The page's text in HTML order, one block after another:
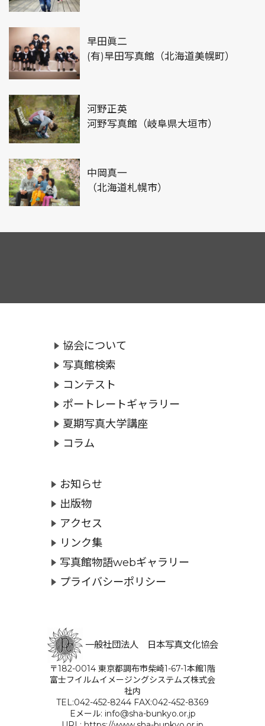
早田眞二
(有)早田写真館（北海道美幌町）
河野正英
河野写真館（岐阜県大垣市）
中岡真一
（北海道札幌市）
協会について
写真館検索
コンテスト
ポートレートギャラリー
夏期写真大学講座
コラム
お知らせ
出版物
アクセス
リンク集
写真館物語webギャラリー
プライバシーポリシー
一般社団法人 日本写真文化協会
〒182-0014 東京都調布市柴崎1-67-1本館1階
富士フイルムイメージングシステムズ株式会
社内
TEL:042-452-8244 FAX:042-452-8369
Eメール: info@sha-bunkyo.or.jp